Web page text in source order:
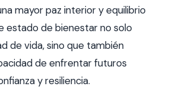
mayor paz interior y equilibrio
estado de bienestar no solo
de vida, sino que también
de enfrentar futuros
y resiliencia.